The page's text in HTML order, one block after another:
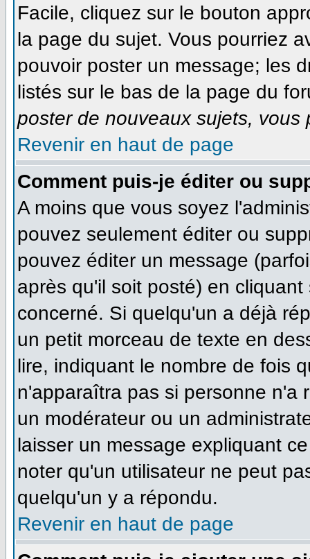
Facile, cliquez sur le bouton
la page du sujet. Vous pourriez
pouvoir poster un message; les
listés sur le bas de la page du
poster de nouveaux sujets, vous
Revenir en haut de page
Comment puis-je éditer ou
A moins que vous soyez
pouvez seulement éditer ou
pouvez éditer un message
après qu'il soit posté) en
concerné. Si quelqu'un a déjà
un petit morceau de texte en
lire, indiquant le nombre de fois
n'apparaîtra pas si personne n'a
un modérateur ou un
laisser un message expliquant
noter qu'un utilisateur ne peut
quelqu'un y a répondu.
Revenir en haut de page